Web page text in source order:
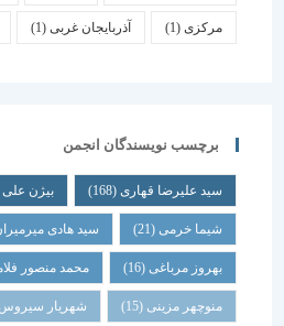
(1) آذربایجان غربی(1) ایلام
برچسب نویسندگان انجمن
سید علیرضا قهاری(168) بیژن علی آبادی(31)
شیما خرمی(21) سید هادی میرمیران(18)
بهروز مرباغی (16) محمد منصور فلامکی (16)
منوچهر مزینی(15) شهریار سیروس(15)